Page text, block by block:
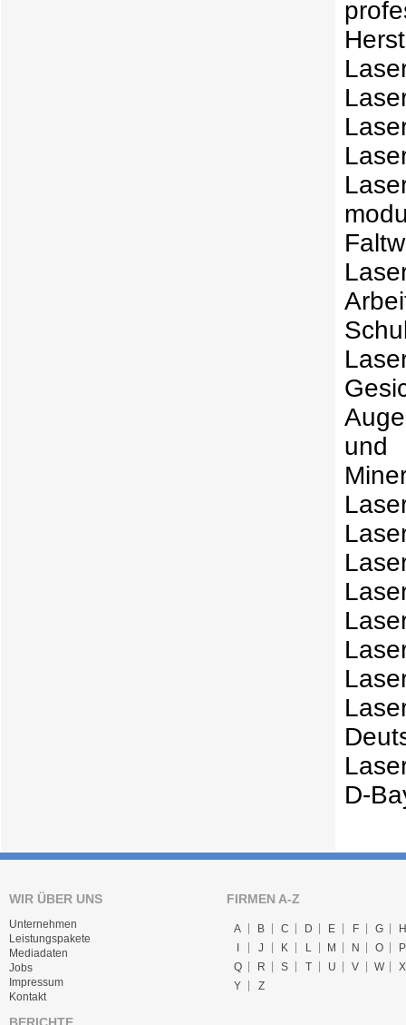
und
D-
Unternehmen
Mediadaten
Jobs
Impressum
Kontakt
BERICHTE
Firmenberichte
A B C
I
J K L M N O
P
Q
R S T U V W
X
Y
Z